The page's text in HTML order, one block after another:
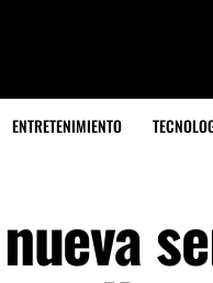
ENTRETENIMIENTO